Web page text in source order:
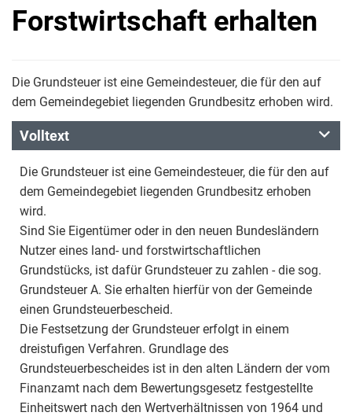
Forstwirtschaft erhalten
Die Grundsteuer ist eine Gemeindesteuer, die für den auf
dem Gemeindegebiet liegenden Grundbesitz erhoben wird.
Volltext
Die Grundsteuer ist eine Gemeindesteuer, die für den auf
dem Gemeindegebiet liegenden Grundbesitz erhoben
wird.
Sind Sie Eigentümer oder in den neuen Bundesländern
Nutzer eines land- und forstwirtschaftlichen
Grundstücks, ist dafür Grundsteuer zu zahlen - die sog.
Grundsteuer A. Sie erhalten hierfür von der Gemeinde
einen Grundsteuerbescheid.
Die Festsetzung der Grundsteuer erfolgt in einem
dreistufigen Verfahren. Grundlage des
Grundsteuerbescheides ist in den alten Ländern der vom
Finanzamt nach dem Bewertungsgesetz festgestellte
Einheitswert nach den Wertverhältnissen von 1964 und